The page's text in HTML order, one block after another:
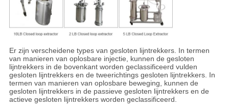
Er zijn verscheidene types van gesloten lijntrekkers. In termen
van manieren van oplosbare injectie, kunnen de gesloten
lijntrekkers in de bovenkant worden geclassificeerd vulden
gesloten lijntrekkers en de tweerichtings gesloten lijntrekkers. In
termen van manieren van oplosbare beweging, kunnen de
gesloten lijntrekkers in de passieve gesloten lijntrekkers en de
actieve gesloten lijntrekkers worden geclassificeerd.